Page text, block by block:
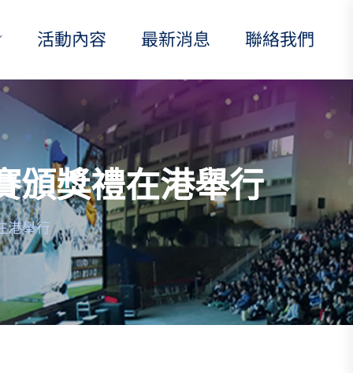
活動內容 最新消息 聯絡我們
獎禮在港舉行
港舉行